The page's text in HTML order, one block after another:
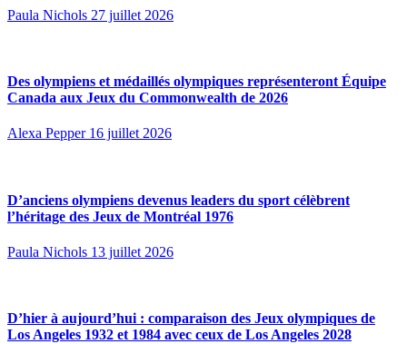
Paula Nichols 27 juillet 2026
Des olympiens et médaillés olympiques représenteront Équipe
Canada aux Jeux du Commonwealth de 2026
Alexa Pepper 16 juillet 2026
D’anciens olympiens devenus leaders du sport célèbrent
l’héritage des Jeux de Montréal 1976
Paula Nichols 13 juillet 2026
D’hier à aujourd’hui : comparaison des Jeux olympiques de
Los Angeles 1932 et 1984 avec ceux de Los Angeles 2028